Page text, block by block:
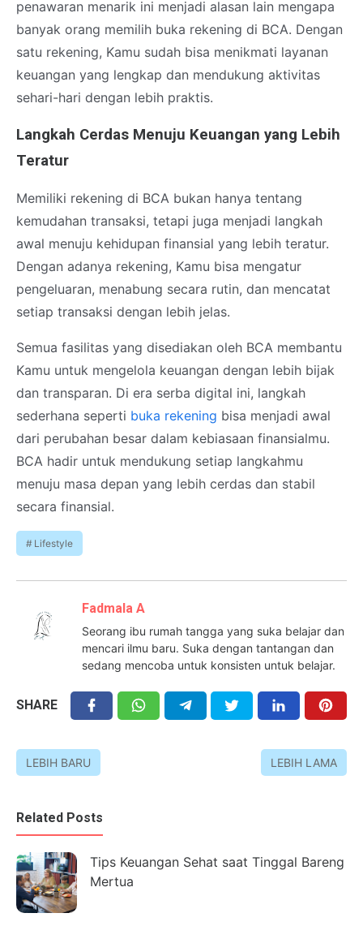
penawaran menarik ini menjadi alasan lain mengapa
banyak orang memilih buka rekening di BCA. Dengan
satu rekening, Kamu sudah bisa menikmati layanan
keuangan yang lengkap dan mendukung aktivitas
sehari-hari dengan lebih praktis.
Langkah Cerdas Menuju Keuangan yang Lebih
Teratur
Memiliki rekening di BCA bukan hanya tentang
kemudahan transaksi, tetapi juga menjadi langkah
awal menuju kehidupan finansial yang lebih teratur.
Dengan adanya rekening, Kamu bisa mengatur
pengeluaran, menabung secara rutin, dan mencatat
setiap transaksi dengan lebih jelas.
Semua fasilitas yang disediakan oleh BCA membantu
Kamu untuk mengelola keuangan dengan lebih bijak
dan transparan. Di era serba digital ini, langkah
sederhana seperti buka rekening bisa menjadi awal
dari perubahan besar dalam kebiasaan finansialmu.
BCA hadir untuk mendukung setiap langkahmu
menuju masa depan yang lebih cerdas dan stabil
secara finansial.
Lifestyle
Fadmala A
Seorang ibu rumah tangga yang suka belajar dan
mencari ilmu baru. Suka dengan tantangan dan
sedang mencoba untuk konsisten untuk belajar.
SHARE
LEBIH BARU LEBIH LAMA
Related Posts
Tips Keuangan Sehat saat Tinggal Bareng
Mertua